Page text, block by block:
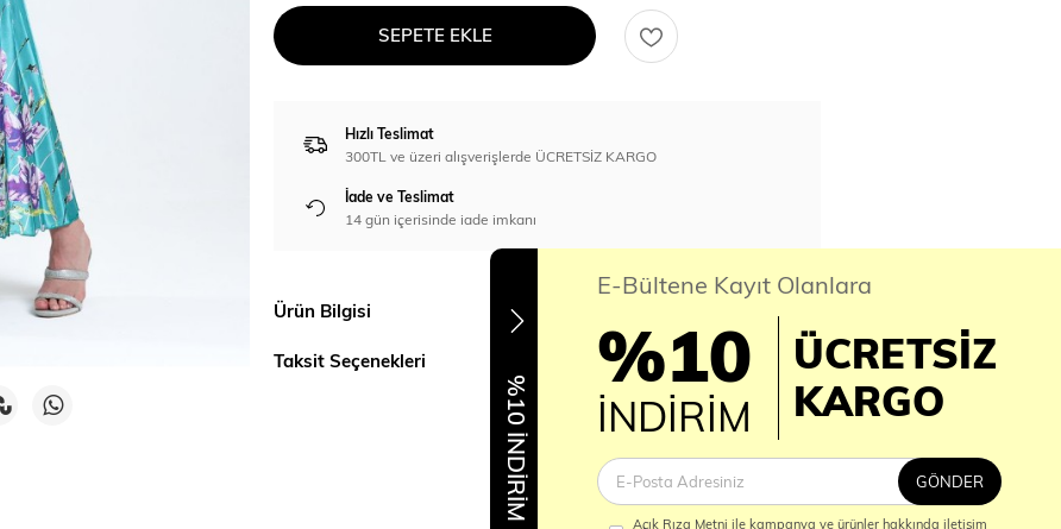
SEPETE EKLE
Hızlı Teslimat
300TL ve üzeri alışverişlerde ÜCRETSİZ KARGO
İade ve Teslimat
14 gün içerisinde iade imkanı
Ürün Bilgisi
Taksit Seçenekleri
%10 İNDİRİM
E-Bültene Kayıt Olanlara
%10
İNDİRİM
ÜCRETSİZ
KARGO
GÖNDER
Açık Rıza Metni ile kampanya ve ürünler hakkında iletişim